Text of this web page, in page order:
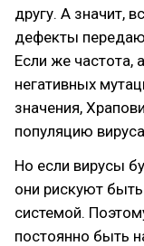
другу. А значит,
дефекты
Если же частота,
негативных
значения,
популяцию
Но если вирусы
они рискуют
системой.
постоянно быть